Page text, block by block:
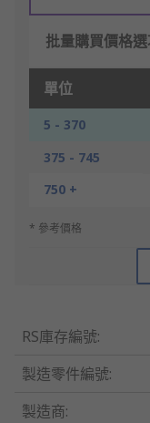
批量購買價格
單位
5 - 370
375 - 745
750 +
* 參考價格
RS庫存編號:
製造零件編號:
製造商: